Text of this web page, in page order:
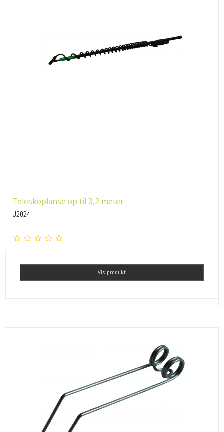
Teleskoplanse op til 3,2 meter
U2024
Vis produkt